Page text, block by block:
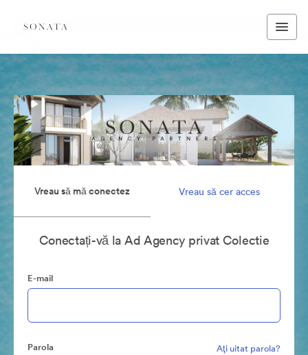
Vreau să mă conectez Vreau să cer acces
Conectați-vă la Ad Agency privat Colectie
E-mail
Parola Aţi uitat parola?